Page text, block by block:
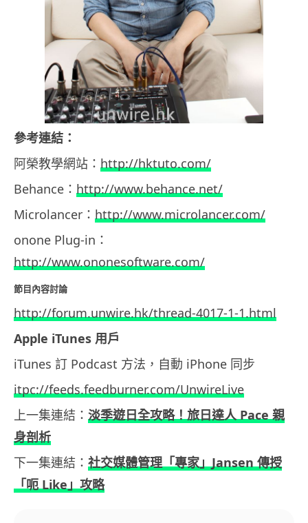
參考連結：
阿榮教學網站： http://hktuto.com/
Behance： http://www.behance.net/
Microlancer： http://www.microlancer.com/
onone Plug-in：
http://www.ononesoftware.com/
節目內容討論
http://forum.unwire.hk/thread-4017-1-1.html
Apple iTunes 用戶
iTunes 訂 Podcast 方法，自動 iPhone 同步
itpc://feeds.feedburner.com/UnwireLive
上一集連結： 淡季遊日全攻略！旅日達人 Pace 親
身剖析
下一集連結： 社交媒體管理「專家」Jansen 傳授
「呃 Like」攻略